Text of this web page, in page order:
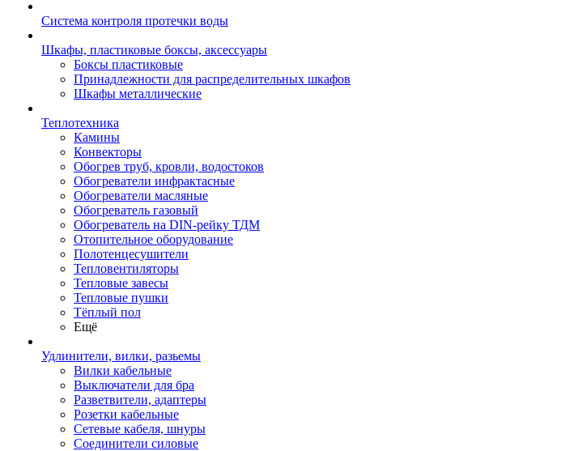
Система контроля протечки воды
Шкафы, пластиковые боксы, аксессуары
Боксы пластиковые
Принадлежности для распределительных шкафов
Шкафы металлические
Теплотехника
Камины
Конвекторы
Обогрев труб, кровли, водостоков
Обогреватели инфрактасные
Обогреватели масляные
Обогреватель газовый
Обогреватель на DIN-рейку ТДМ
Отопительное оборудование
Полотенцесушители
Тепловентиляторы
Тепловые завесы
Тепловые пушки
Тёплый пол
Ещё
Удлинители, вилки, разьемы
Вилки кабельные
Выключатели для бра
Разветвители, адаптеры
Розетки кабельные
Сетевые кабеля, шнуры
Соединители силовые